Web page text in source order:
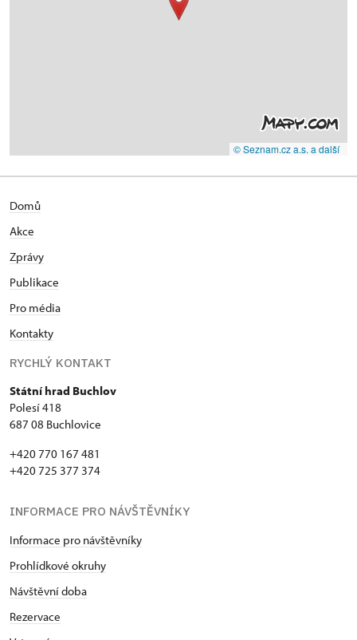
© Seznam.cz a.s. a další
Domů
Akce
Zprávy
Publikace
Pro média
Kontakty
RYCHLÝ KONTAKT
Státní hrad Buchlov
Polesí 418
687 08 Buchlovice
+420 770 167 481
+420 725 377 374
INFORMACE PRO NÁVŠTĚVNÍKY
Informace pro návštěvníky
Prohlídkové okruhy
Návštěvní doba
Rezervace